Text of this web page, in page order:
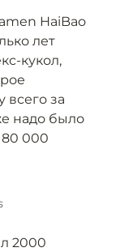
HaiBao
лет
кукол,
всего за
надо было
000
2000